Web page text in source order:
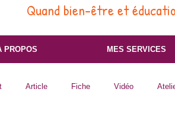
Quand bien-être et
PROPOS MES SERVICES
Article Fiche Vidéo